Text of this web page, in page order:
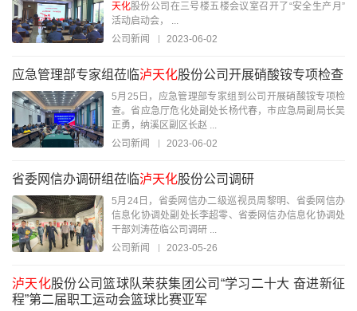
天化股份公司在三号楼五楼会议室召开了“安全生产月”
活动启动会， ...
公司新闻
2023-06-02
应急管理部专家组莅临泸天化股份公司开展硝酸铵专项检查
5月25日，应急管理部专家组到公司开展硝酸铵专项检
查。省应急厅危化处副处长杨代春，市应急局副局长吴
正勇，纳溪区副区长赵 ...
公司新闻
2023-06-02
省委网信办调研组莅临泸天化股份公司调研
5月24日，省委网信办二级巡视员周黎明、省委网信办
信息化协调处副处长李超零、省委网信办信息化协调处
干部刘涛莅临公司调研 ...
公司新闻
2023-05-26
泸天化股份公司篮球队荣获集团公司“学习二十大 奋进新征
程”第二届职工运动会篮球比赛亚军